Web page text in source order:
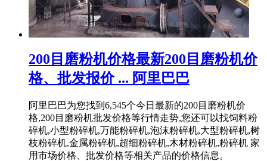
200目磨粉机价格最新200目磨粉机价
格、批发报价 ... 阿里巴巴
阿里巴巴为您找到6,545个今日最新的200目磨粉机价
格,200目磨粉机批发价格等行情走势,您还可以找饲料粉
碎机,小型粉碎机,万能粉碎机,泡沫粉碎机,大型粉碎机,树
枝粉碎机,金属粉碎机,超细粉碎机,木材粉碎机,粉碎机 家
用市场价格、批发价格等相关产品的价格信息。